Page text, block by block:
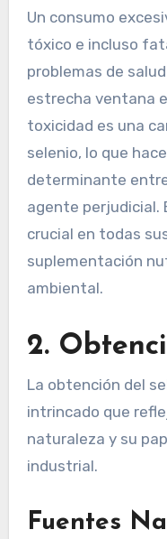
Un consumo
tóxico e incluso
problemas de
estrecha ventana
toxicidad es una
selenio, lo que
determinante
agente perjudicial.
crucial en todas
suplementación
ambiental.
2.
La obtención del
intrincado que
naturaleza y su
industrial.
Fuentes